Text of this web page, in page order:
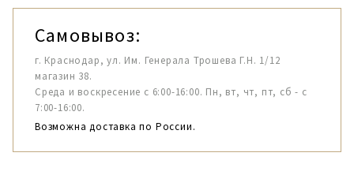
Самовывоз:
г. Краснодар, ул. Им. Генерала Трошева Г.Н. 1/12
магазин 38.
Среда и воскресение с 6:00-16:00. Пн, вт, чт, пт, сб - с
7:00-16:00.
Возможна доставка по России.